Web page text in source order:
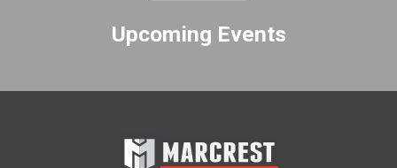
Upcoming Events